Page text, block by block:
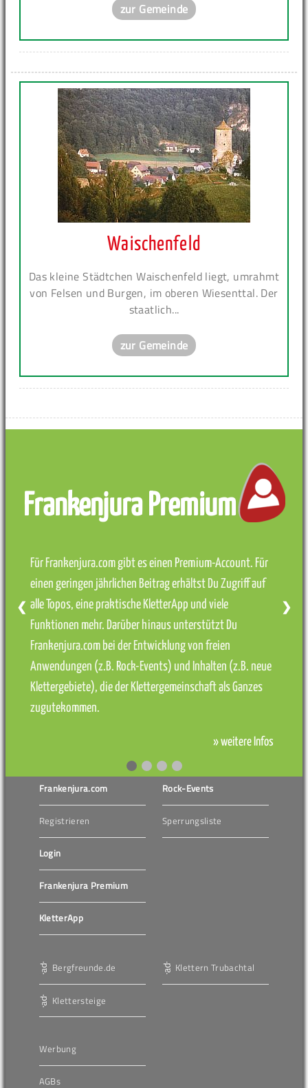
zur Gemeinde
Waischenfeld
Das kleine Städtchen Waischenfeld liegt, umrahmt
von Felsen und Burgen, im oberen Wiesenttal. Der
staatlich...
zur Gemeinde
Frankenjura Premium
Für Frankenjura.com gibt es einen Premium-Account. Für
einen geringen jährlichen Beitrag erhältst Du Zugriff auf
alle Topos, eine praktische KletterApp und viele
Funktionen mehr. Darüber hinaus unterstützt Du
Frankenjura.com bei der Entwicklung von freien
Anwendungen (z.B. Rock-Events) und Inhalten (z.B. neue
Klettergebiete), die der Klettergemeinschaft als Ganzes
zugutekommen.
» weitere Infos
❮ ❯
Frankenjura.com
Registrieren
Login
Frankenjura Premium
KletterApp
Rock-Events
Sperrungsliste
Bergfreunde.de
Klettersteige
Klettern Trubachtal
Werbung
AGBs